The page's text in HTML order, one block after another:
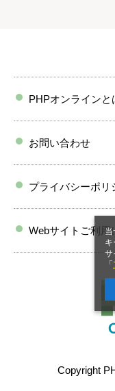
当
キ
サ
「
PHPオンラインと
お問い合わせ
プライバシーポリ
Webサイトご利用
Copyright